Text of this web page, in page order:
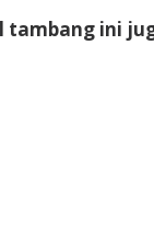
ini